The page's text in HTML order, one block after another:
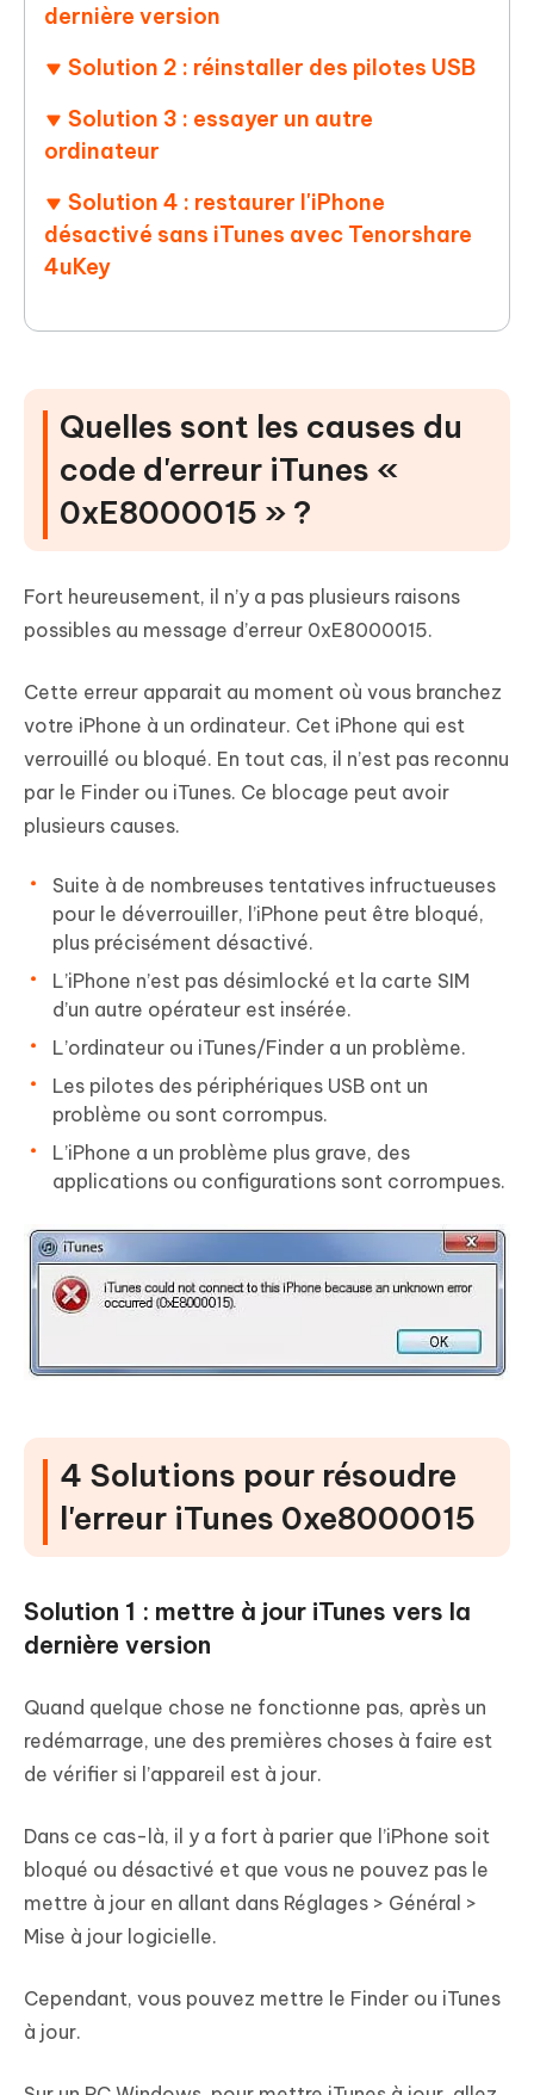
dernière version
Solution 2 : réinstaller des pilotes USB
Solution 3 : essayer un autre
ordinateur
Solution 4 : restaurer l'iPhone
désactivé sans iTunes avec Tenorshare
4uKey
Quelles sont les causes du
code d'erreur iTunes «
0xE8000015 » ?
Fort heureusement, il n’y a pas plusieurs raisons
possibles au message d’erreur 0xE8000015.
Cette erreur apparait au moment où vous branchez
votre iPhone à un ordinateur. Cet iPhone qui est
verrouillé ou bloqué. En tout cas, il n’est pas reconnu
par le Finder ou iTunes. Ce blocage peut avoir
plusieurs causes.
Suite à de nombreuses tentatives infructueuses
pour le déverrouiller, l’iPhone peut être bloqué,
plus précisément désactivé.
L’iPhone n’est pas désimlocké et la carte SIM
d’un autre opérateur est insérée.
L’ordinateur ou iTunes/Finder a un problème.
Les pilotes des périphériques USB ont un
problème ou sont corrompus.
L’iPhone a un problème plus grave, des
applications ou configurations sont corrompues.
4 Solutions pour résoudre
l'erreur iTunes 0xe8000015
Solution 1 : mettre à jour iTunes vers la
dernière version
Quand quelque chose ne fonctionne pas, après un
redémarrage, une des premières choses à faire est
de vérifier si l’appareil est à jour.
Dans ce cas-là, il y a fort à parier que l’iPhone soit
bloqué ou désactivé et que vous ne pouvez pas le
mettre à jour en allant dans Réglages > Général >
Mise à jour logicielle.
Cependant, vous pouvez mettre le Finder ou iTunes
à jour.